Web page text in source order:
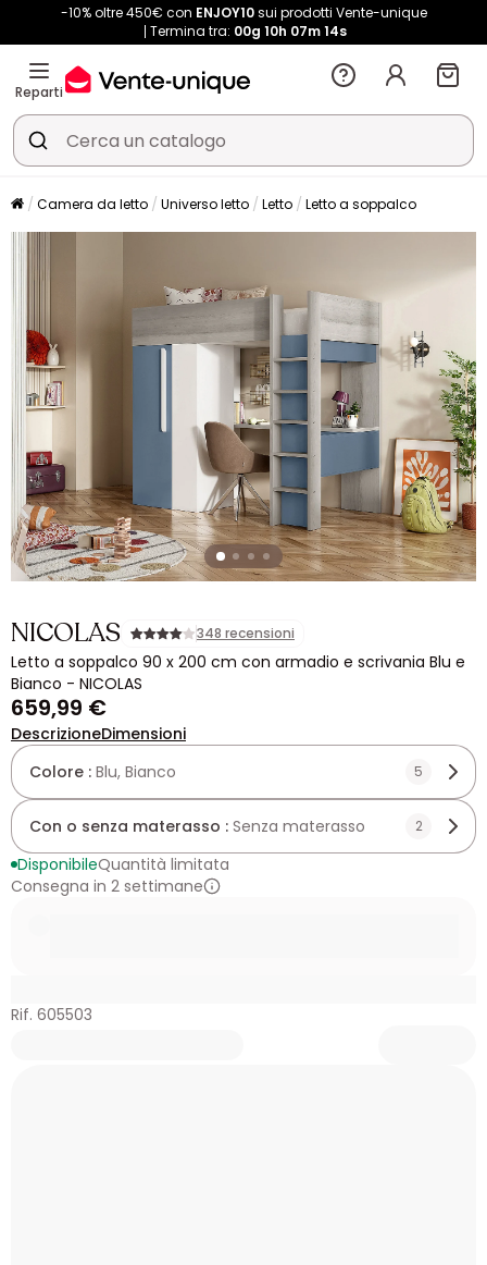
-10% oltre 450€ con ENJOY10sui prodotti Vente-unique
Termina tra: 00g 10h 07m14s
Reparti
Camera da letto Universo letto Letto Letto a soppalco
NICOLAS 348 recensioni
Letto a soppalco 90 x 200 cm con armadio e scrivania Blu e
Bianco - NICOLAS
659,99 €
DescrizioneDimensioni
Colore : Blu, Bianco 5
Con o senza materasso : Senza materasso 2
DisponibileQuantità limitata
Consegna in 2 settimane
Rif. 605503